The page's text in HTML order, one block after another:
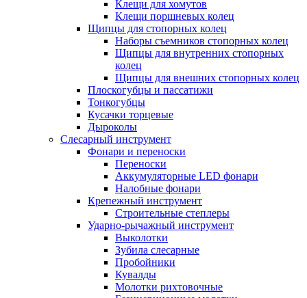
Клещи для хомутов
Клещи поршневых колец
Щипцы для стопорных колец
Наборы съемников стопорных колец
Щипцы для внутренних стопорных
колец
Щипцы для внешних стопорных колец
Плоскогубцы и пассатижи
Тонкогубцы
Кусачки торцевые
Дыроколы
Слесарный инструмент
Фонари и переноски
Переноски
Аккумуляторные LED фонари
Налобные фонари
Крепежный инструмент
Строительные степлеры
Ударно-рычажный инструмент
Выколотки
Зубила слесарные
Пробойники
Кувалды
Молотки рихтовочные